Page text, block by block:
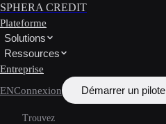
SPHERA CREDIT
Plateforme
Solutions
Ressources
Entreprise
ENConnexion Démarrer un pilote
Trouvez